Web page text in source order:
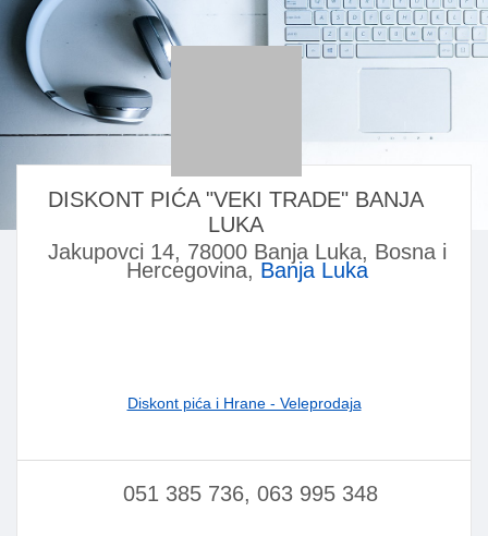
DISKONT PIĆA "VEKI TRADE" BANJA
LUKA
Jakupovci 14, 78000 Banja Luka, Bosna i
Hercegovina, Banja Luka
Diskont pića i Hrane - Veleprodaja
051 385 736, 063 995 348